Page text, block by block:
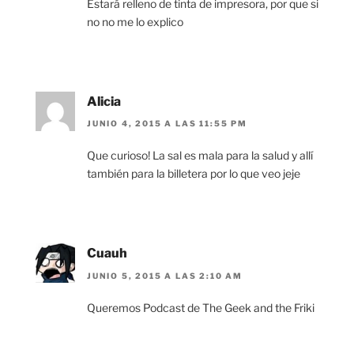
Estará relleno de tinta de impresora, por que si
no no me lo explico
Alicia
JUNIO 4, 2015 A LAS 11:55 PM
Que curioso! La sal es mala para la salud y allí
también para la billetera por lo que veo jeje
Cuauh
JUNIO 5, 2015 A LAS 2:10 AM
Queremos Podcast de The Geek and the Friki